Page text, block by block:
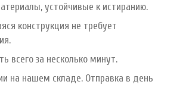
устойчивые к истиранию.
конструкция не требует
всего за несколько минут.
на нашем складе. Отправка в день